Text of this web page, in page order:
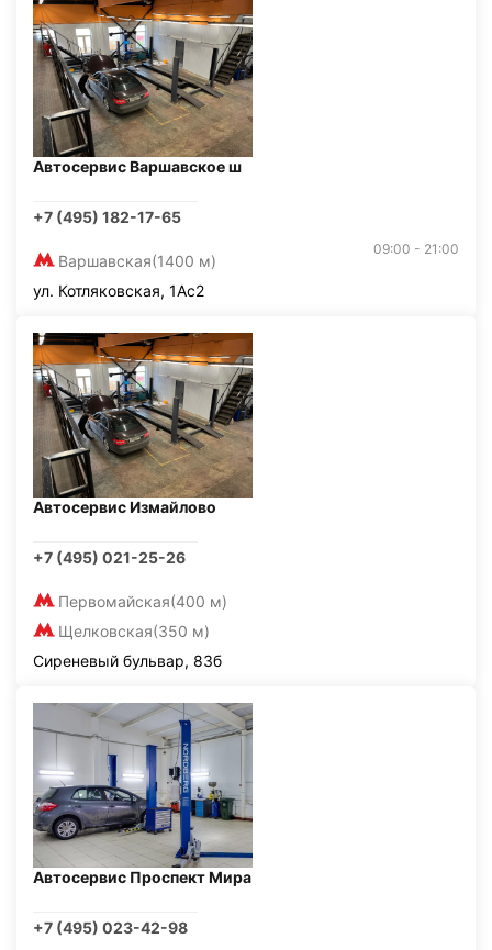
Автосервис Варшавское ш
+7 (495) 182-17-65
Варшавская(1400 м)
09:00 - 21:00
ул. Котляковская, 1Ас2
Автосервис Измайлово
+7 (495) 021-25-26
Первомайская(400 м)
Щелковская(350 м)
Сиреневый бульвар, 83б
Автосервис Проспект Мира
+7 (495) 023-42-98